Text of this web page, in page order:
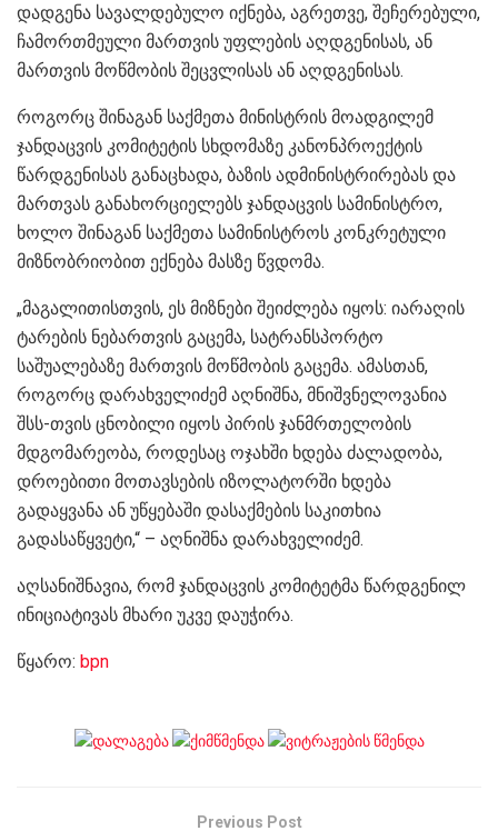
დადგენა სავალდებულო იქნება, აგრეთვე, შეჩერებული,
ჩამორთმეული მართვის უფლების აღდგენისას, ან
მართვის მოწმობის შეცვლისას ან აღდგენისას.
როგორც შინაგან საქმეთა მინისტრის მოადგილემ
ჯანდაცვის კომიტეტის სხდომაზე კანონპროექტის
წარდგენისას განაცხადა, ბაზის ადმინისტრირებას და
მართვას განახორციელებს ჯანდაცვის სამინისტრო,
ხოლო შინაგან საქმეთა სამინისტროს კონკრეტული
მიზნობრიობით ექნება მასზე წვდომა.
„მაგალითისთვის, ეს მიზნები შეიძლება იყოს: იარაღის
ტარების ნებართვის გაცემა, სატრანსპორტო
საშუალებაზე მართვის მოწმობის გაცემა. ამასთან,
როგორც დარახველიძემ აღნიშნა, მნიშვნელოვანია
შსს-თვის ცნობილი იყოს პირის ჯანმრთელობის
მდგომარეობა, როდესაც ოჯახში ხდება ძალადობა,
დროებითი მოთავსების იზოლატორში ხდება
გადაყვანა ან უწყებაში დასაქმების საკითხია
გადასაწყვეტი,“ – აღნიშნა დარახველიძემ.
აღსანიშნავია, რომ ჯანდაცვის კომიტეტმა წარდგენილ
ინიციატივას მხარი უკვე დაუჭირა.
წყარო: bpn
Previous Post